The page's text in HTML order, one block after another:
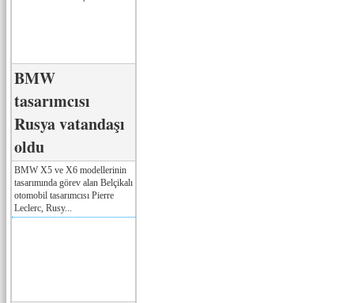
BMW
tasarımcısı
Rusya vatandaşı
oldu
BMW X5 ve X6 modellerinin
tasarımında görev alan Belçikalı
otomobil tasarımcısı Pierre
Leclerc, Rusy...